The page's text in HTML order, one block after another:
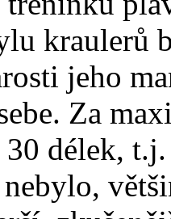
kraulerů
jeho
Za
délek,